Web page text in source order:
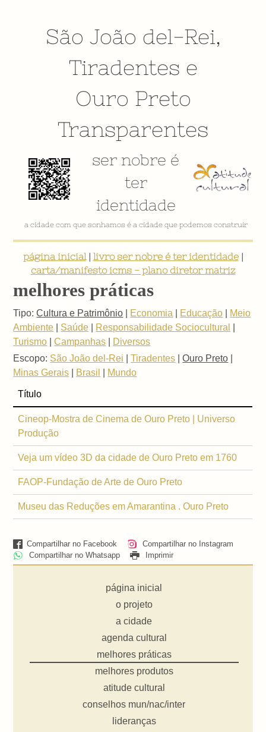
São João del-Rei,
Tiradentes e
Ouro Preto
Transparentes
ser nobre é
ter
identidade
a cidade com que sonhamos é a cidade que podemos construir
página inicial| livro ser nobre é ter identidade|
carta/manifesto icms - plano diretor matriz
melhores práticas
Tipo: Cultura e Patrimônio Economia Educação
Meio
Ambiente
Saúde Responsabilidade Sociocultural
Turismo |Campanhas
Diversos
Escopo: São João del-Rei |Tiradentes |Ouro Preto
Minas Gerais
Brasil Mundo
Título
Cineop-Mostra de Cinema de Ouro Preto | Universo
Produção
Veja um vídeo 3D da cidade de Ouro Preto em 1760
FAOP-Fundação de Arte de Ouro Preto
Museu das Reduções em Amarantina . Ouro Preto
Compartilhar no Facebook
Compartilhar no Instagram
Compartilhar no Whatsapp
Imprimir
página inicial
o projeto
a cidade
agenda cultural
melhores práticas
melhores produtos
atitude cultural
conselhos mun/nac/inter
lideranças